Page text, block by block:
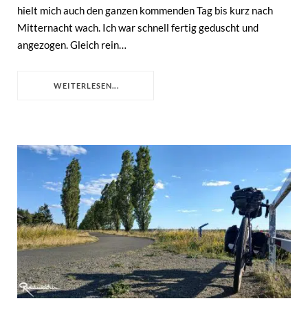
hielt mich auch den ganzen kommenden Tag bis kurz nach
Mitternacht wach. Ich war schnell fertig geduscht und
angezogen. Gleich rein…
WEITERLESEN...